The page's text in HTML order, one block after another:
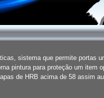
sistema que permite portas
pintura para proteção um item
de HRB acima de 58 assim